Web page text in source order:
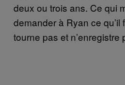
deux ou trois ans. Ce qui
demander à Ryan ce qu’il
tourne pas et n’enregistre